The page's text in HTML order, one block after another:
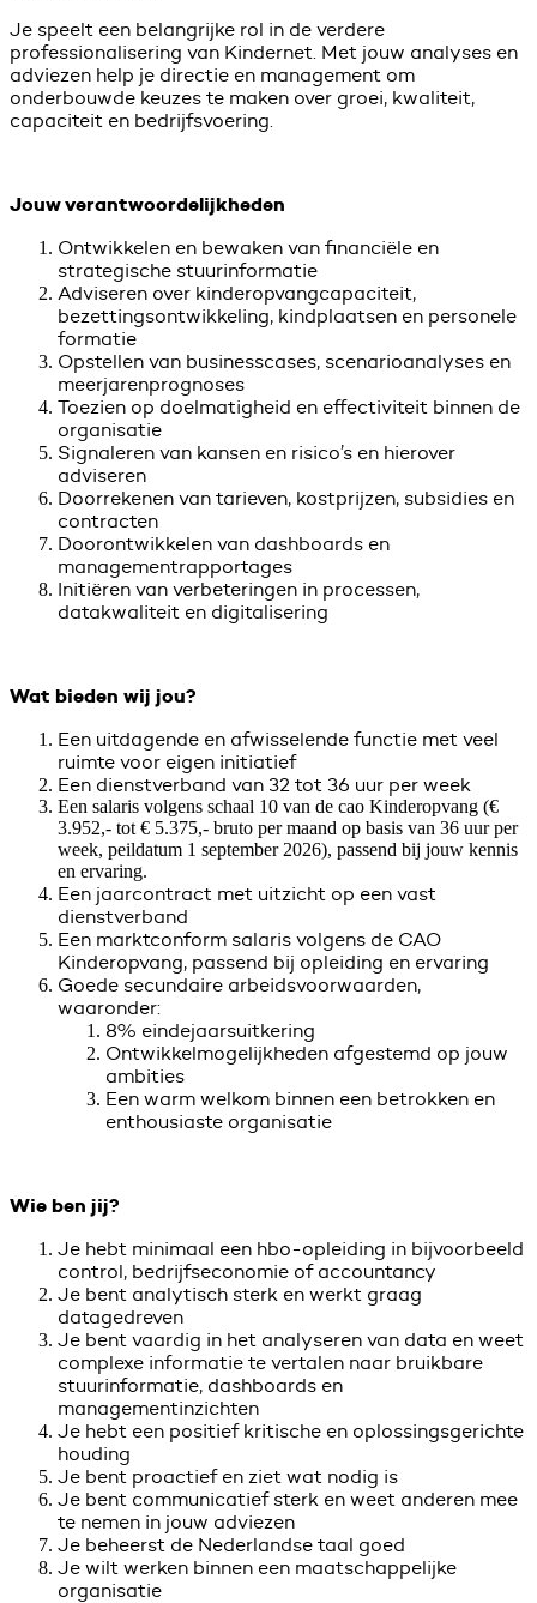
Je speelt een belangrijke rol in de verdere
professionalisering van Kindernet. Met jouw analyses en
adviezen help je directie en management om
onderbouwde keuzes te maken over groei, kwaliteit,
capaciteit en bedrijfsvoering.
Jouw verantwoordelijkheden
Ontwikkelen en bewaken van financiële en
strategische stuurinformatie
Adviseren over kinderopvangcapaciteit,
bezettingsontwikkeling, kindplaatsen en personele
formatie
Opstellen van businesscases, scenarioanalyses en
meerjarenprognoses
Toezien op doelmatigheid en effectiviteit binnen de
organisatie
Signaleren van kansen en risico’s en hierover
adviseren
Doorrekenen van tarieven, kostprijzen, subsidies en
contracten
Doorontwikkelen van dashboards en
managementrapportages
Initiëren van verbeteringen in processen,
datakwaliteit en digitalisering
Wat bieden wij jou?
Een uitdagende en afwisselende functie met veel
ruimte voor eigen initiatief
Een dienstverband van 32 tot 36 uur per week
Een salaris volgens schaal 10 van de cao Kinderopvang (€
3.952,- tot € 5.375,- bruto per maand op basis van 36 uur per
week, peildatum 1 september 2026), passend bij jouw kennis
en ervaring.
Een jaarcontract met uitzicht op een vast
dienstverband
Een marktconform salaris volgens de CAO
Kinderopvang, passend bij opleiding en ervaring
Goede secundaire arbeidsvoorwaarden,
waaronder:
8% eindejaarsuitkering
Ontwikkelmogelijkheden afgestemd op jouw
ambities
Een warm welkom binnen een betrokken en
enthousiaste organisatie
Wie ben jij?
Je hebt minimaal een hbo-opleiding in bijvoorbeeld
control, bedrijfseconomie of accountancy
Je bent analytisch sterk en werkt graag
datagedreven
Je bent vaardig in het analyseren van data en weet
complexe informatie te vertalen naar bruikbare
stuurinformatie, dashboards en
managementinzichten
Je hebt een positief kritische en oplossingsgerichte
houding
Je bent proactief en ziet wat nodig is
Je bent communicatief sterk en weet anderen mee
te nemen in jouw adviezen
Je beheerst de Nederlandse taal goed
Je wilt werken binnen een maatschappelijke
organisatie